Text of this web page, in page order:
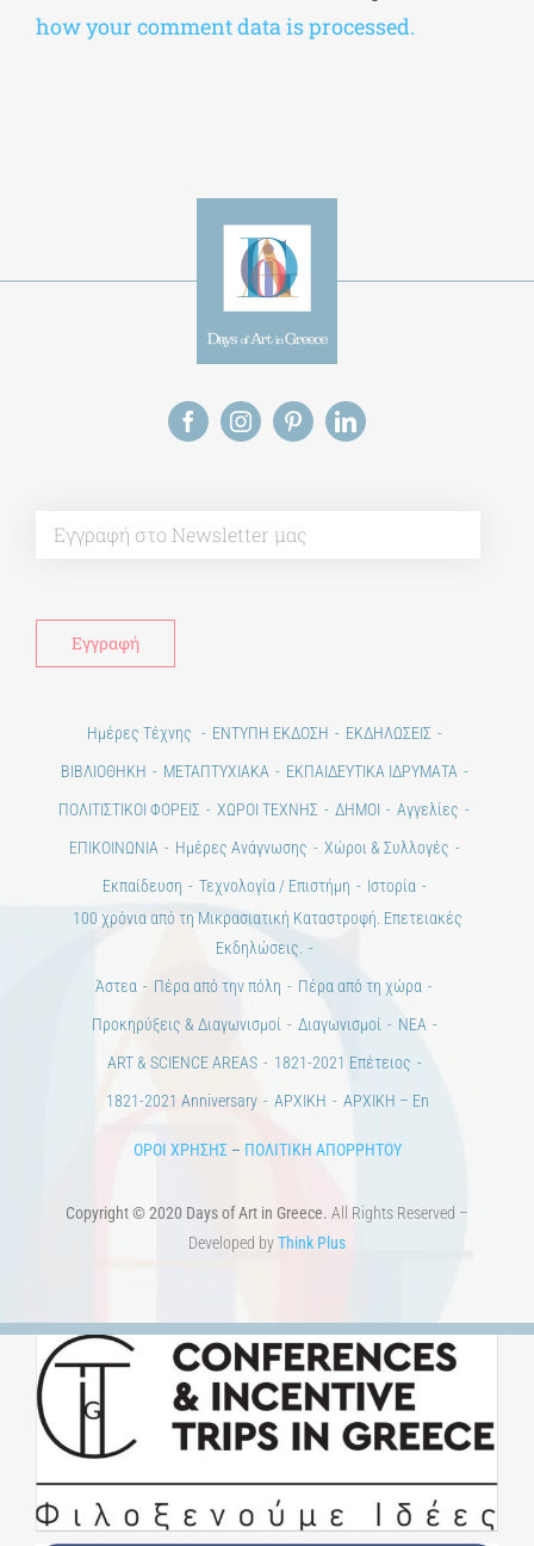
how your comment data is processed.
Ημέρες Τέχνης ΕΝΤΥΠΗ ΕΚΔΟΣΗ
ΕΚΔΗΛΩΣΕΙΣ
ΒΙΒΛΙΟΘΗΚΗ
ΜΕΤΑΠΤΥΧΙΑΚΑ
ΕΚΠΑΙΔΕΥΤΙΚΑ ΙΔΡΥΜΑΤΑ
ΠΟΛΙΤΙΣΤΙΚΟΙ ΦΟΡΕΙΣ
ΧΩΡΟΙ ΤΕΧΝΗΣ ΔΗΜΟΙ
Αγγελίες
ΕΠΙΚΟΙΝΩΝΙΑ
Ημέρες Ανάγνωσης
Χώροι & Συλλογές
Εκπαίδευση
Τεχνολογία / Επιστήμη
Ιστορία
100 χρόνια από τη Μικρασιατική Καταστροφή. Επετειακές
Εκδηλώσεις.
Άστεα
Πέρα από την πόλη
Πέρα από τη χώρα
Προκηρύξεις & Διαγωνισμοί
Διαγωνισμοί
ΝΕΑ
ART & SCIENCE AREAS
1821-2021 Επέτειος
1821-2021 Anniversary
ΑΡΧΙΚΗ ΑΡΧΙΚΗ – En
ΟΡΟΙ ΧΡΗΣΗΣ– ΠΟΛΙΤΙΚΗ ΑΠΟΡΡΗΤΟΥ
Copyright © 2020 Days of Art in Greece. All Rights Reserved –
Developed byThink Plus